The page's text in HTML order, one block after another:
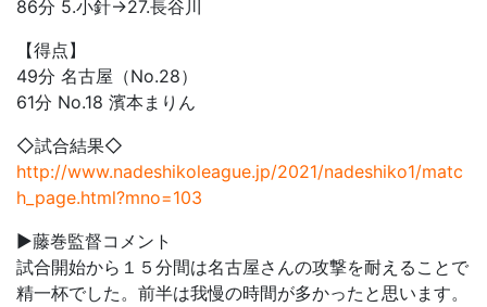
86分 5.小針→27.長谷川
【得点】
49分 名古屋（No.28）
61分 No.18 濱本まりん
◇試合結果◇
http://www.nadeshikoleague.jp/2021/nadeshiko1/matc
h_page.html?mno=103
▶藤巻監督コメント
試合開始から１５分間は名古屋さんの攻撃を耐えることで
精一杯でした。前半は我慢の時間が多かったと思います。